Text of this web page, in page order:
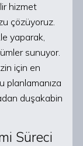
hizmet
çözüyoruz.
yaparak,
sunuyor.
için en
planlamanıza
duşakabin
Süreci